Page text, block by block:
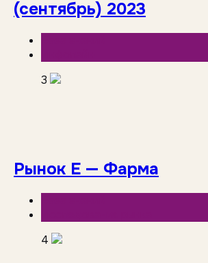
(сентябрь) 2023
3
Рынок Е — Фарма
4